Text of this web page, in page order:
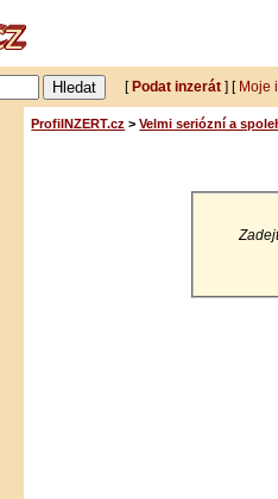
[Podat inzerát ] [ Moje
ProfiINZERT.cz >Velmi seriózní a